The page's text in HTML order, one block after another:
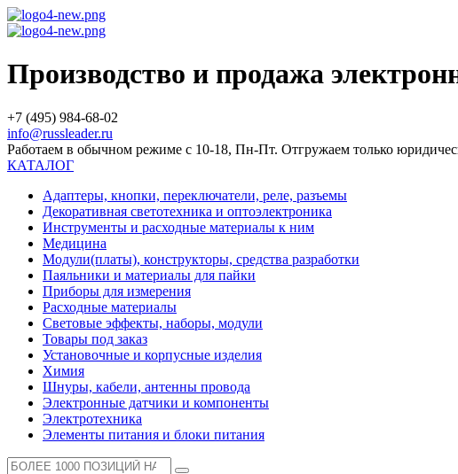
Производство и продажа
+7 (495) 984-68-02
info@russleader.ru
Работаем в обычном режиме с 10-18, Пн-Пт. Отгружаем только
КАТАЛОГ
Адаптеры, кнопки, переключатели, реле, разъемы
Декоративная светотехника и оптоэлектроника
Инструменты и расходные материалы к ним
Медицина
Модули(платы), конструкторы, средства разработки
Паяльники и материалы для пайки
Приборы для измерения
Расходные материалы
Световые эффекты, наборы, модули
Товары под заказ
Установочные и корпусные изделия
Химия
Шнуры, кабели, антенны провода
Электронные датчики и компоненты
Электротехника
Элементы питания и блоки питания